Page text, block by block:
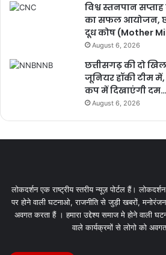
विश्व स्तनपान
का सफल आयोजन,
दूध कोष (Mother
August 6, 2026
छत्तीसगढ़ की दो
जूनियर हॉकी टीम
कप में दिखाएंगी
August 6, 2026
लोकदर्शन एक राष्ट्रीय स्तरीय न्यूज़ पोर्टल हैं।
पर होने वाली घटनाओ, राजनीति से जुड़ी खबरों,
अवगत करता हैं । हमारा उद्देश्य समाज मे होने वाली
वाले कार्यक्रमों से लोगो को